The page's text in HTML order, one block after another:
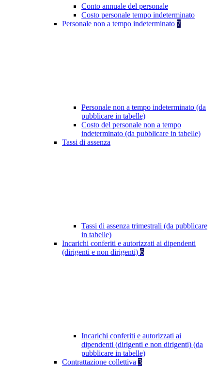
Conto annuale del personale
Costo personale tempo indeterminato
Personale non a tempo indeterminato 7
Personale non a tempo indeterminato (da
pubblicare in tabelle)
Costo del personale non a tempo
indeterminato (da pubblicare in tabelle)
Tassi di assenza
Tassi di assenza trimestrali (da pubblicare
in tabelle)
Incarichi conferiti e autorizzati ai dipendenti
(dirigenti e non dirigenti) 6
Incarichi conferiti e autorizzati ai
dipendenti (dirigenti e non dirigenti) (da
pubblicare in tabelle)
Contrattazione collettiva 3